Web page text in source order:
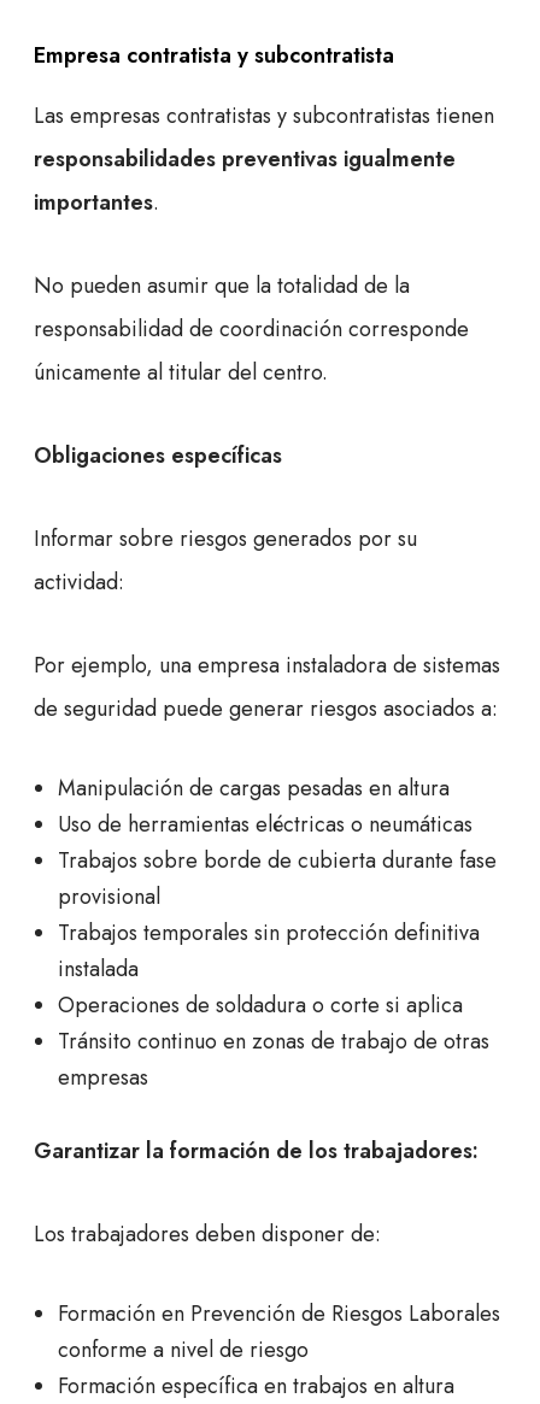
Empresa contratista y subcontratista
Las empresas contratistas y subcontratistas tienen
responsabilidades preventivas igualmente
importantes.
No pueden asumir que la totalidad de la
responsabilidad de coordinación corresponde
únicamente al titular del centro.
Obligaciones específicas
Informar sobre riesgos generados por su
actividad:
Por ejemplo, una empresa instaladora de sistemas
de seguridad puede generar riesgos asociados a:
Manipulación de cargas pesadas en altura
Uso de herramientas eléctricas o neumáticas
Trabajos sobre borde de cubierta durante fase
provisional
Trabajos temporales sin protección definitiva
instalada
Operaciones de soldadura o corte si aplica
Tránsito continuo en zonas de trabajo de otras
empresas
Garantizar la formación de los trabajadores:
Los trabajadores deben disponer de:
Formación en Prevención de Riesgos Laborales
conforme a nivel de riesgo
Formación específica en trabajos en altura